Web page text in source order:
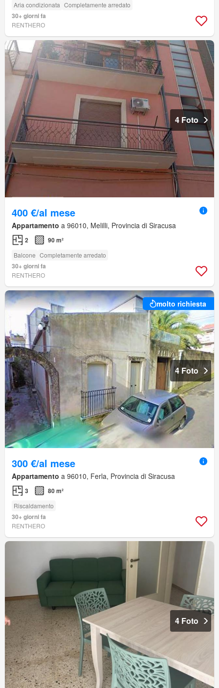
Aria condizionata Completamente arredato
30+ giorni fa
RENTHERO
4 Foto
400 €/al mese
Appartamento a 96010, Melilli, Provincia di Siracusa
2 90 m²
Balcone Completamente arredato
30+ giorni fa
RENTHERO
molto richiesta
4 Foto
300 €/al mese
Appartamento a 96010, Ferla, Provincia di Siracusa
3 80 m²
Riscaldamento
30+ giorni fa
RENTHERO
4 Foto